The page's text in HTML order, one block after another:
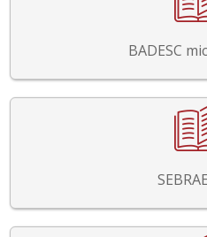
BADESC